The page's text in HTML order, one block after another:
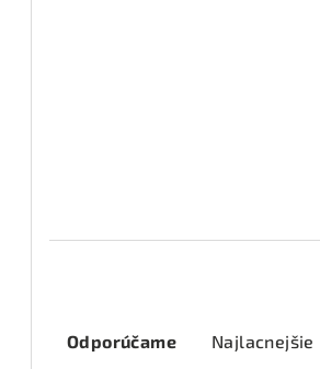
aOdporúčame Najlacnejšie